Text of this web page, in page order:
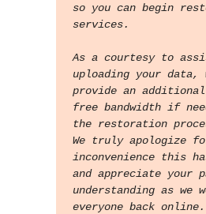
so you can begin
services.
As a courtesy to
uploading your data,
provide an
free bandwidth if
the restoration
We truly apologize
inconvenience this
and appreciate your
understanding as we
everyone back online.